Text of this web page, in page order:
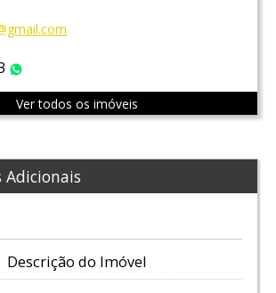
Ver todos os imóveis
Adicionais
Descrição do Imóvel